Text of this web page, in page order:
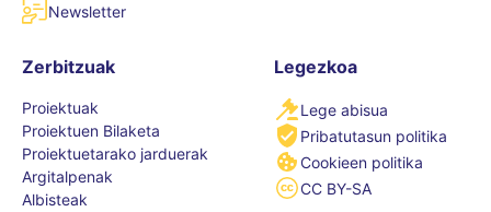
Newsletter
Zerbitzuak
Proiektuak
Proiektuen Bilaketa
Proiektuetarako jarduerak
Argitalpenak
Albisteak
Legezkoa
Lege abisua
Pribatutasun politika
Cookieen politika
CC BY-SA